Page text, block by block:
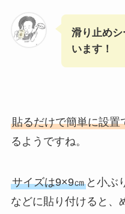
滑り止め
います！
貼るだけで簡単に設置
るようですね。
サイズは9×9㎝と小ぶ
などに貼り付けると、